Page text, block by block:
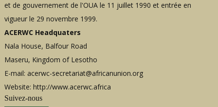
et de gouvernement de l'OUA le 11 juillet 1990 et entrée en
vigueur le 29 novembre 1999.
ACERWC Headquaters
Nala House, Balfour Road
Maseru, Kingdom of Lesotho
E-mail: acerwc-secretariat@africanunion.org
Website: http://www.acerwc.africa
Suivez-nous